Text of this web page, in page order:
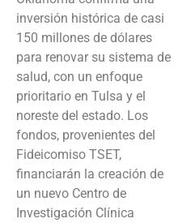
inversión histórica de casi
150 millones de dólares
para renovar su sistema de
salud, con un enfoque
prioritario en Tulsa y el
noreste del estado. Los
fondos, provenientes del
Fideicomiso TSET,
financiarán la creación de
un nuevo Centro de
Investigación Clínica